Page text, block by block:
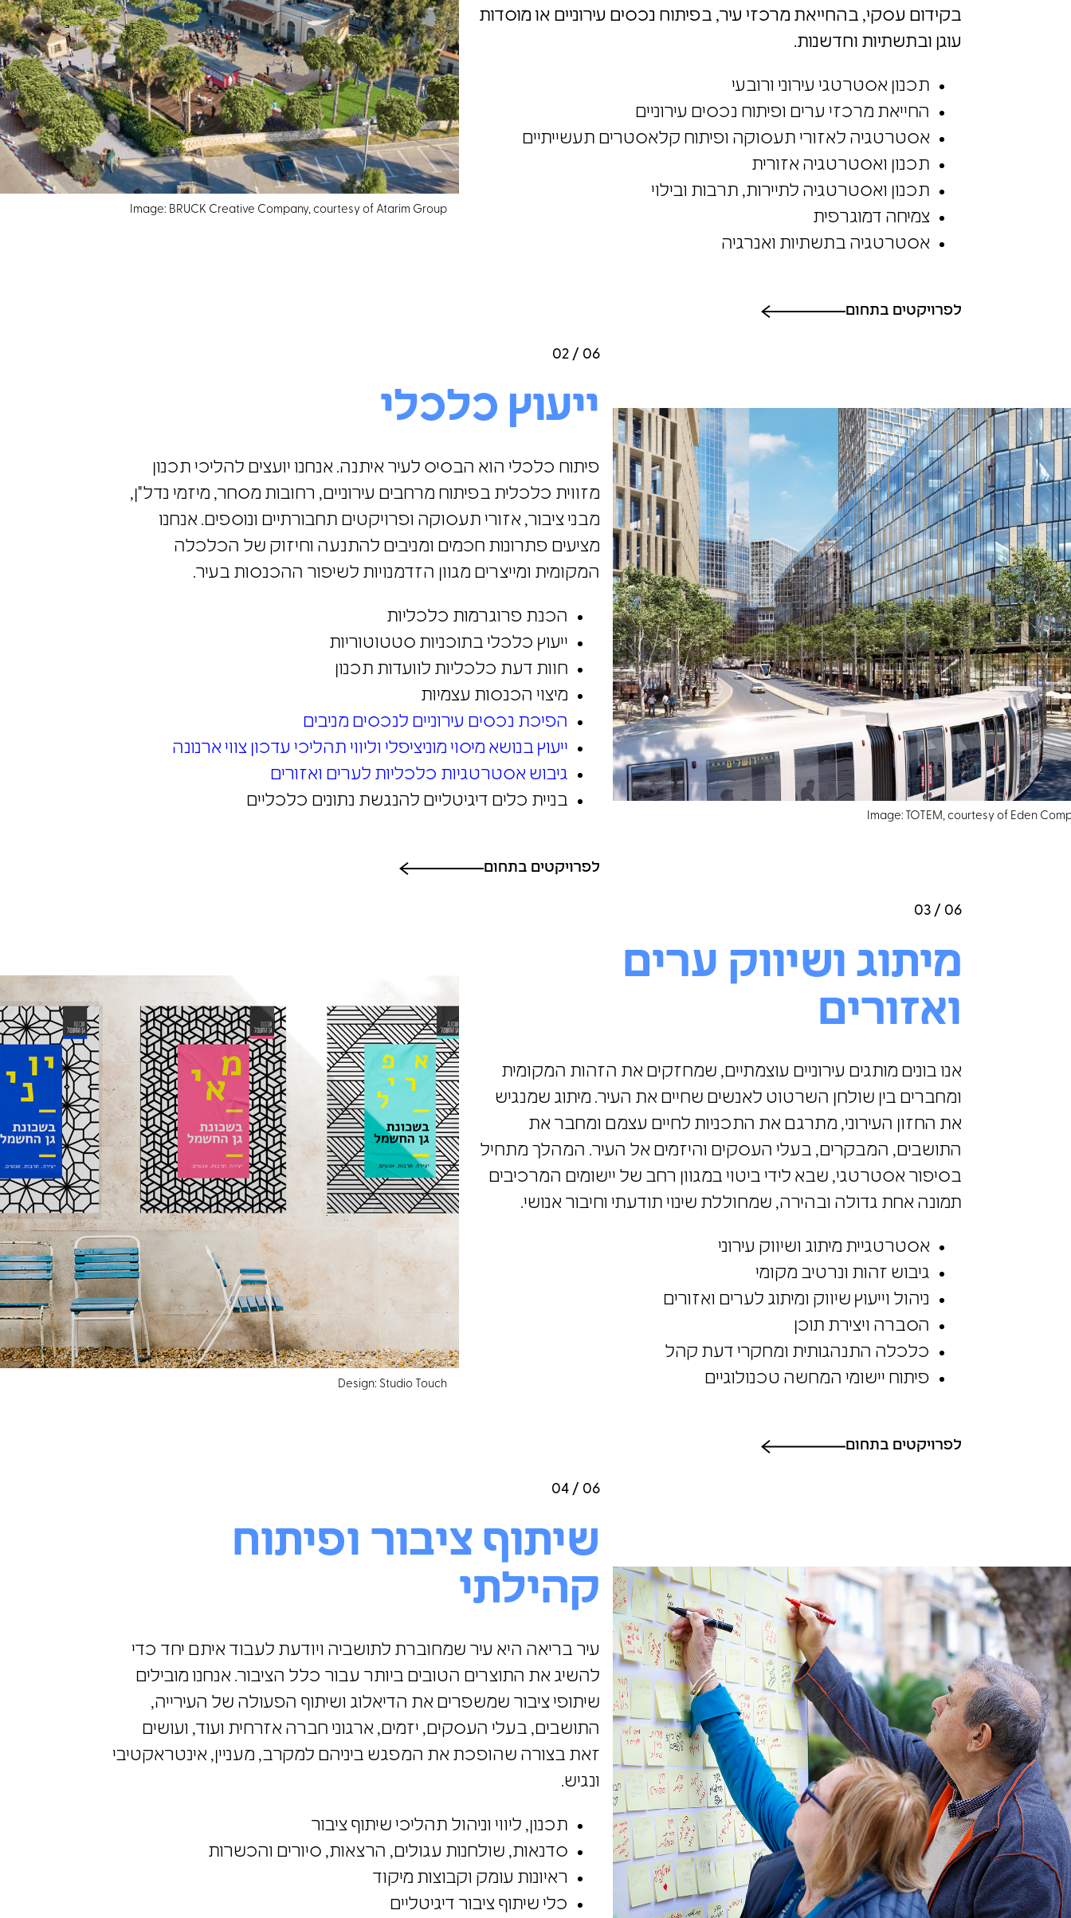
בקידום עסקי, בהחייאת מרכזי עיר, בפיתוח נכסים עירוניים או מוסדות
עוגן ובתשתיות וחדשנות.
תכנון אסטרטגי עירוני ורובעי
החייאת מרכזי ערים ופיתוח נכסים עירוניים
אסטרטגיה לאזורי תעסוקה ופיתוח קלאסטרים תעשייתיים
תכנון ואסטרטגיה אזורית
תכנון ואסטרטגיה לתיירות, תרבות ובילוי
צמיחה דמוגרפית
אסטרטגיה בתשתיות ואנרגיה
לפרויקטים בתחום
Image: BRUCK Creative Company, courtesy of Atarim Group
02 / 06
ייעוץ כלכלי
פיתוח כלכלי הוא הבסיס לעיר איתנה. אנחנו יועצים להליכי תכנון
מזווית כלכלית בפיתוח מרחבים עירוניים, רחובות מסחר, מיזמי נדל"ן,
מבני ציבור, אזורי תעסוקה ופרויקטים תחבורתיים ונוספים. אנחנו
מציעים פתרונות חכמים ומניבים להתנעה וחיזוק של הכלכלה
המקומית ומייצרים מגוון הזדמנויות לשיפור ההכנסות בעיר.
הכנת פרוגרמות כלכליות
ייעוץ כלכלי בתוכניות סטטוטוריות
חוות דעת כלכליות לוועדות תכנון
מיצוי הכנסות עצמיות
הפיכת נכסים עירוניים לנכסים מניבים
ייעוץ בנושא מיסוי מוניציפלי וליווי תהליכי עדכון צווי ארנונה
גיבוש אסטרטגיות כלכליות לערים ואזורים
בניית כלים דיגיטליים להנגשת נתונים כלכליים
לפרויקטים בתחום
Image: TOTEM, courtesy of Eden
03 / 06
מיתוג ושיווק ערים
ואזורים
אנו בונים מותגים עירוניים עוצמתיים, שמחזקים את הזהות המקומית
ומחברים בין שולחן השרטוט לאנשים שחיים את העיר. מיתוג שמנגיש
את החזון העירוני, מתרגם את התכניות לחיים עצמם ומחבר את
התושבים, המבקרים, בעלי העסקים והיזמים אל העיר. המהלך מתחיל
בסיפור אסטרטגי, שבא לידי ביטוי במגוון רחב של יישומים המרכיבים
תמונה אחת גדולה ובהירה, שמחוללת שינוי תודעתי וחיבור אנושי.
אסטרטגיית מיתוג ושיווק עירוני
גיבוש זהות ונרטיב מקומי
ניהול וייעוץ שיווק ומיתוג לערים ואזורים
הסברה ויצירת תוכן
כלכלה התנהגותית ומחקרי דעת קהל
פיתוח יישומי המחשה טכנולוגיים
לפרויקטים בתחום
Design: Studio Touch
04 / 06
שיתוף ציבור ופיתוח
קהילתי
עיר בריאה היא עיר שמחוברת לתושביה ויודעת לעבוד איתם יחד כדי
להשיג את התוצרים הטובים ביותר עבור כלל הציבור. אנחנו מובילים
שיתופי ציבור שמשפרים את הדיאלוג ושיתוף הפעולה של העירייה,
התושבים, בעלי העסקים, יזמים, ארגוני חברה אזרחית ועוד, ועושים
זאת בצורה שהופכת את המפגש ביניהם למקרב, מעניין, אינטראקטיבי
ונגיש.
תכנון, ליווי וניהול תהליכי שיתוף ציבור
סדנאות, שולחנות עגולים, הרצאות, סיורים והכשרות
ראיונות עומק וקבוצות מיקוד
כלי שיתוף ציבור דיגיטליים